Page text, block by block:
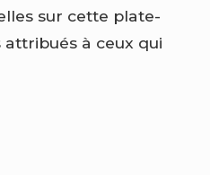
sur cette plate-
à ceux qui